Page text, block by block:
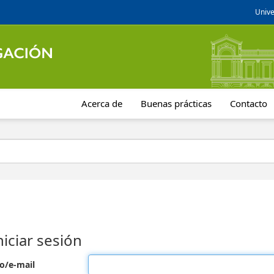
Acerca de Buenas prácticas Contacto
sesión
e-mail